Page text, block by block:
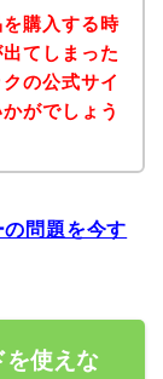
購入する時
てしまった
の公式サイ
がでしょう
問題を今す
を使えな